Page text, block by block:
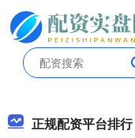
正规配资平台排行